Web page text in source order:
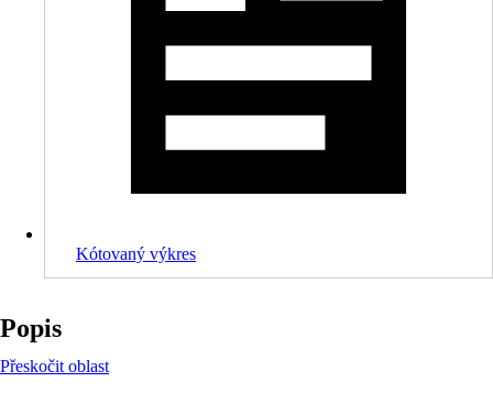
Kótovaný výkres
Popis
Přeskočit oblast